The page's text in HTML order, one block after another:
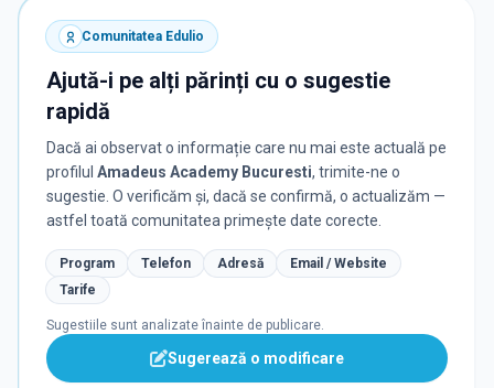
Comunitatea Edulio
Ajută-i pe alți părinți cu o sugestie
rapidă
Dacă ai observat o informație care nu mai este actuală pe
profilul Amadeus Academy Bucuresti, trimite-ne o
sugestie. O verificăm și, dacă se confirmă, o actualizăm —
astfel toată comunitatea primește date corecte.
Program Telefon Adresă
Email / Website
Tarife
Sugestiile sunt analizate înainte de publicare.
Sugerează o modificare